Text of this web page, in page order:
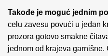
Takođe je moguć jednim
celu zavesu povući u jedan
prozora gotovo smakne
jednom od krajeva garnišne.